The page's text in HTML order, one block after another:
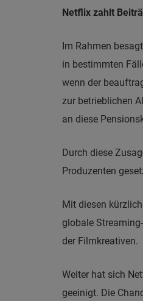
Netflix zahlt
Im Rahmen
in bestimmten
wenn der
zur betrieblichen
an diese
Durch diese
Produzenten
Mit diesen
globale
der Filmkreativen.
Weiter hat sich
geeinigt. Die